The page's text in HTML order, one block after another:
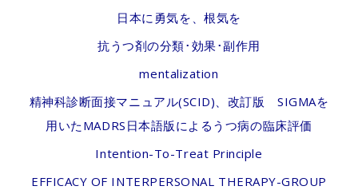
日本に勇気を、根気を
抗うつ剤の分類･効果･副作用
mentalization
精神科診断面接マニュアル(SCID)、改訂版 SIGMAを
用いたMADRS日本語版によるうつ病の臨床評価
Intention-To-Treat Principle
EFFICACY OF INTERPERSONAL THERAPY-GROUP